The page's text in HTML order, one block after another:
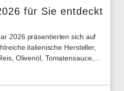
für Sie entdeckt
2026 präsentierten sich auf
italienische Hersteller,
Olivenöl, Tomatensauce,